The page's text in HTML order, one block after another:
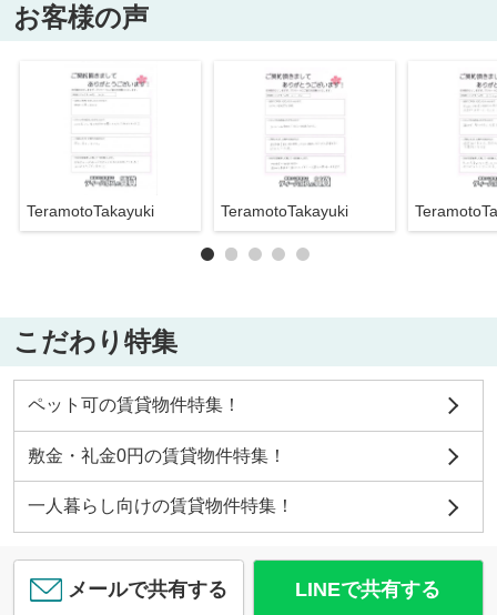
お客様の声
TeramotoTakayuki TeramotoTakayuki
こだわり特集
ペット可の賃貸物件特集！
敷金・礼金0円の賃貸物件特集！
一人暮らし向けの賃貸物件特集！
メールで共有する LINEで共有する